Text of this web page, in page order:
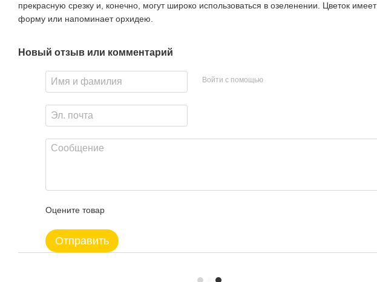
прекрасную срезку и, конечно, могут широко использоваться в озеленении. Цветок имеет
форму или напоминает орхидею.
Новый отзыв или комментарий
Войти с помощью
Оцените товар
Отправить